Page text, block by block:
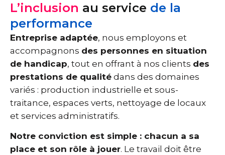
L’inclusion au service de la
performance
Entreprise adaptée, nous employons et
accompagnons des personnes en situation
de handicap, tout en offrant à nos clients des
prestations de qualité dans des domaines
variés : production industrielle et sous-
traitance, espaces verts, nettoyage de locaux
et services administratifs.
Notre conviction est simple : chacun a sa
place et son rôle à jouer. Le travail doit être